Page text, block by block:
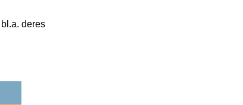
deres